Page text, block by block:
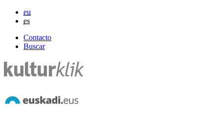
eu
es
Contacto
Buscar